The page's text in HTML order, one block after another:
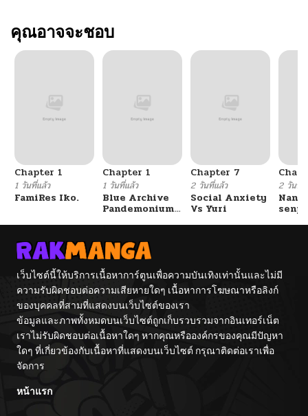
คุณอาจจะชอบ
Chapter 1
1 วันที่แล้ว
FamiRes Iko.
Chapter 1
1 วันที่แล้ว
Blue Archive
Pandemonium
Chapter 7
2 วันที่แล้ว
Social Anxiety
Vs Yuri
2 วันที่แ
เว็บไซต์นี้ให้บริการเนื้อหาการ์ตูนเพื่อความบันเทิงเท่านั้นและไม่มี
ความรับผิดชอบต่อความเสียหายใดๆ เนื้อหาการโฆษณาหรือลิงก์
ของบุคคลที่สามที่แสดงบนเว็บไซต์ของเรา
ข้อมูลและภาพทั้งหมดบนเว็บไซต์ถูกเก็บรวบรวมจากอินเทอร์เน็ต
เราไม่รับผิดชอบต่อเนื้อหาใดๆ หากคุณหรือองค์กรของคุณมีปัญหา
ใดๆ ที่เกี่ยวข้องกับเนื้อหาที่แสดงบนเว็บไซต์ กรุณาติดต่อเราเพื่อ
จัดการ
หน้าแรก